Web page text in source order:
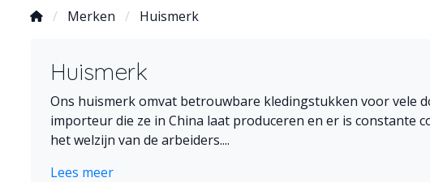
Merken Huismerk
Huismerk
Ons huismerk omvat betrouwbare kledingstukken voor vele
importeur die ze in China laat produceren en er is constante
het welzijn van de arbeiders....
Lees meer